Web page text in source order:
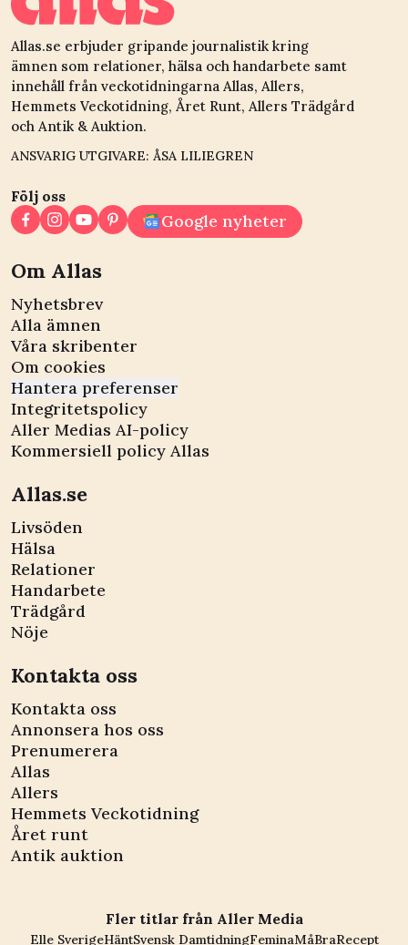
Allas.se erbjuder gripande journalistik kring
ämnen som relationer, hälsa och handarbete samt
innehåll från veckotidningarna Allas, Allers,
Hemmets Veckotidning, Året Runt, Allers Trädgård
och Antik & Auktion.
ANSVARIG UTGIVARE: ÅSA LILIEGREN
Följ oss
Google nyheter
Om Allas
Nyhetsbrev
Alla ämnen
Våra skribenter
Om cookies
Hantera preferenser
Integritetspolicy
Aller Medias AI-policy
Kommersiell policy Allas
Allas.se
Livsöden
Hälsa
Relationer
Handarbete
Trädgård
Nöje
Kontakta oss
Kontakta oss
Annonsera hos oss
Prenumerera
Allas
Allers
Hemmets Veckotidning
Året runt
Antik auktion
Fler titlar från Aller Media
Elle SverigeHäntSvensk DamtidningFeminaMåBraRecept